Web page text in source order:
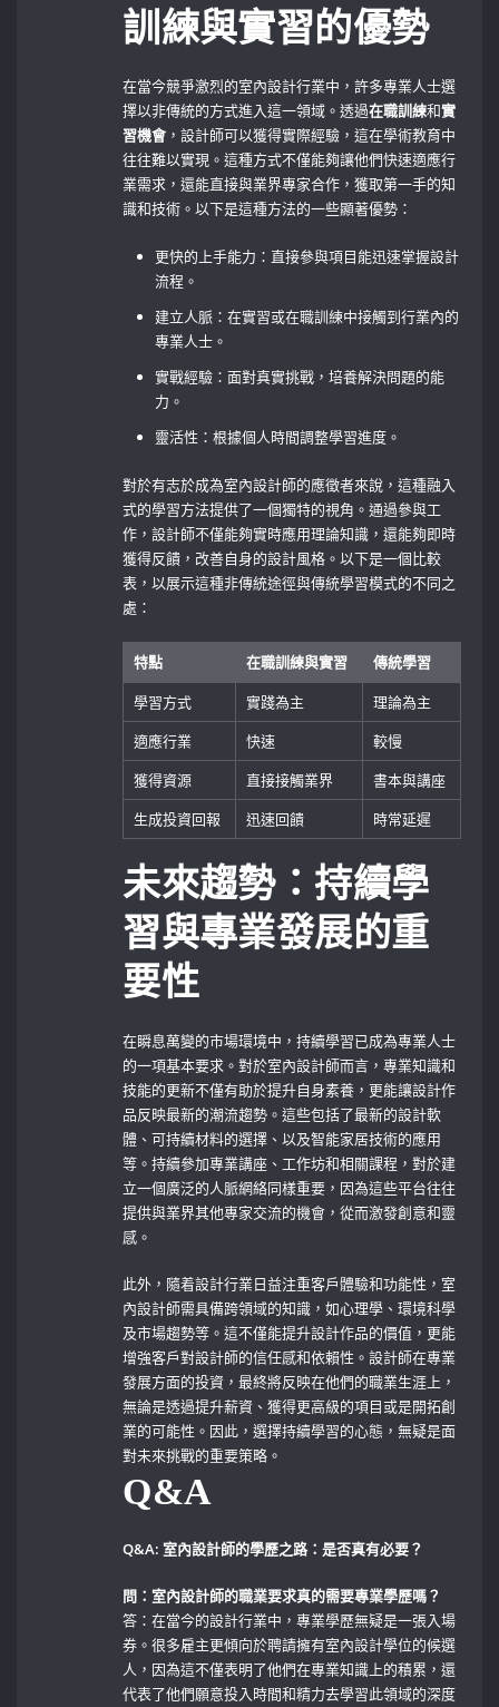
訓練與實習的優勢
在當今競爭激烈的室內設計行業中，許多專業人士選
擇以非傳統的方式進入這一領域。透過在職訓練和實
習機會，設計師可以獲得實際經驗，這在學術教育中
往往難以實現。這種方式不僅能夠讓他們快速適應行
業需求，還能直接與業界專家合作，獲取第一手的知
識和技術。以下是這種方法的一些顯著優勢：
更快的上手能力：直接參與項目能迅速掌握設計
流程。
建立人脈：在實習或在職訓練中接觸到行業內的
專業人士。
實戰經驗：面對真實挑戰，培養解決問題的能
力。
靈活性：根據個人時間調整學習進度。
對於有志於成為室內設計師的應徵者來說，這種融入
式的學習方法提供了一個獨特的視角。通過參與工
作，設計師不僅能夠實時應用理論知識，還能夠即時
獲得反饋，改善自身的設計風格。以下是一個比較
表，以展示這種非傳統途徑與傳統學習模式的不同之
處：
特點 在職訓練與實習
傳統學習
學習方式
實踐為主
理論為主
適應行業
快速
較慢
獲得資源
直接接觸業界
書本與講座
生成投資回報
迅速回饋 時常延遲
未來趨勢：持續學
習與專業發展的重
要性
在瞬息萬變的市場環境中，持續學習已成為專業人士
的一項基本要求。對於室內設計師而言，專業知識和
技能的更新不僅有助於提升自身素養，更能讓設計作
品反映最新的潮流趨勢。這些包括了最新的設計軟
體、可持續材料的選擇、以及智能家居技術的應用
等。持續參加專業講座、工作坊和相關課程，對於建
立一個廣泛的人脈網絡同樣重要，因為這些平台往往
提供與業界其他專家交流的機會，從而激發創意和靈
感。
此外，隨着設計行業日益注重客戶體驗和功能性，室
內設計師需具備跨領域的知識，如心理學、環境科學
及市場趨勢等。這不僅能提升設計作品的價值，更能
增強客戶對設計師的信任感和依賴性。設計師在專業
發展方面的投資，最終將反映在他們的職業生涯上，
無論是透過提升薪資、獲得更高級的項目或是開拓創
業的可能性。因此，選擇持續學習的心態，無疑是面
對未來挑戰的重要策略。
Q&A
Q&A: 室內設計師的學歷之路：是否真有必要？
問：室內設計師的職業要求真的需要專業學歷嗎？
答：在當今的設計行業中，專業學歷無疑是一張入場
券。很多雇主更傾向於聘請擁有室內設計學位的候選
人，因為這不僅表明了他們在專業知識上的積累，還
代表了他們願意投入時間和精力去學習此領域的深度